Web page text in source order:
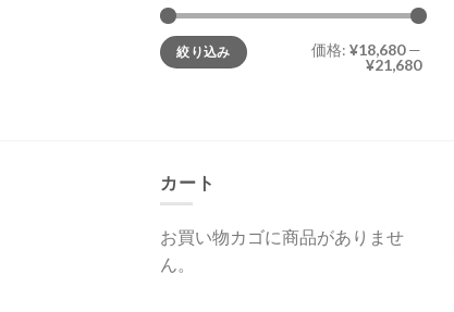
最
低
価
最
高
価
絞り込み 価格: ¥18,680—
¥21,680
カート
お買い物カゴに商品がありませ
ん。